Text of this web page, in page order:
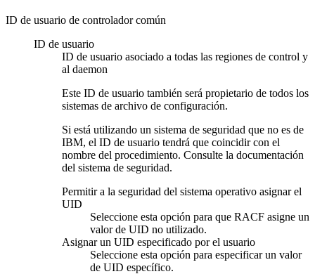
ID de usuario de controlador común
ID de usuario
ID de usuario asociado a todas las regiones de control y
al daemon
Este ID de usuario también será propietario de todos los
sistemas de archivo de configuración.
Si está utilizando un sistema de seguridad que no es de
IBM, el ID de usuario tendrá que coincidir con el
nombre del procedimiento. Consulte la documentación
del sistema de seguridad.
Permitir a la seguridad del sistema operativo asignar el
UID
Seleccione esta opción para que RACF asigne un
valor de UID no utilizado.
Asignar un UID especificado por el usuario
Seleccione esta opción para especificar un valor
de UID específico.